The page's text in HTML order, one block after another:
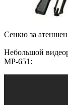
Сенкю за
Небольшой
МР-651: